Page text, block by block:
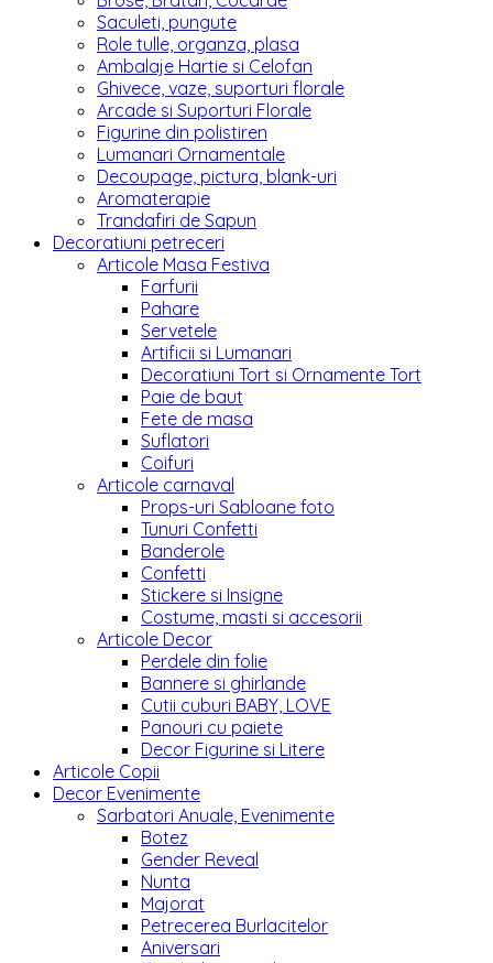
Saculeti, pungute
Role tulle, organza, plasa
Ambalaje Hartie si Celofan
Ghivece, vaze, suporturi florale
Arcade si Suporturi Florale
Figurine din polistiren
Lumanari Ornamentale
Decoupage, pictura, blank-uri
Aromaterapie
Trandafiri de Sapun
Decoratiuni petreceri
Articole Masa Festiva
Farfurii
Pahare
Servetele
Artificii si Lumanari
Decoratiuni Tort si Ornamente Tort
Paie de baut
Fete de masa
Suflatori
Coifuri
Articole carnaval
Props-uri Sabloane foto
Tunuri Confetti
Banderole
Confetti
Stickere si Insigne
Costume, masti si accesorii
Articole Decor
Perdele din folie
Bannere si ghirlande
Cutii cuburi BABY, LOVE
Panouri cu paiete
Decor Figurine si Litere
Articole Copii
Decor Evenimente
Sarbatori Anuale, Evenimente
Botez
Gender Reveal
Nunta
Majorat
Petrecerea Burlacitelor
Aniversari